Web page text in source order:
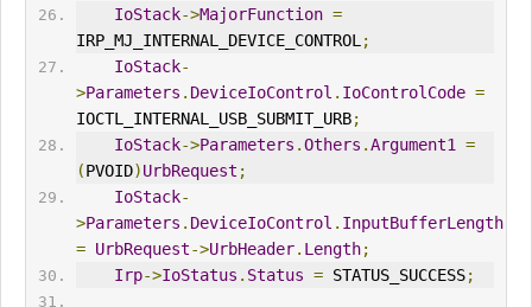
IoStack->MajorFunction =
IRP_MJ_INTERNAL_DEVICE_CONTROL ;
IoStack-
>Parameters . DeviceIoControl . IoControlCode =
IOCTL_INTERNAL_USB_SUBMIT_URB;
IoStack->Parameters .Others .Argument1
=
(PVOID)UrbRequest ;
IoStack-
>Parameters . DeviceIoControl . InputBufferLength
= UrbRequest->UrbHeader. Length;
Irp->IoStatus . Status = STATUS_SUCCESS;